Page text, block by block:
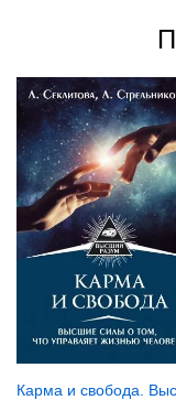
Карма и свобода.